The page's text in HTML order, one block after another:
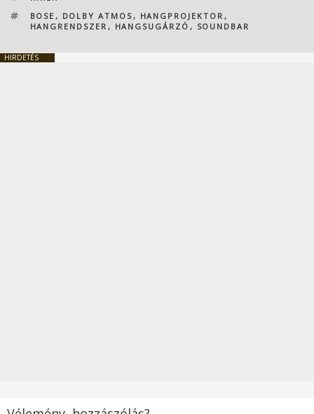
CÍMKÉK
BOSE , DOLBY ATMOS, HANGPROJEKTOR ,
HANGRENDSZER , HANGSUGÁRZÓ , SOUNDBAR
HIRDETÉS